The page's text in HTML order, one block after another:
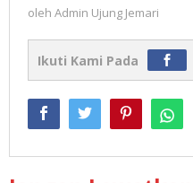
oleh Admin Ujung Jemari
Ikuti Kami Pada